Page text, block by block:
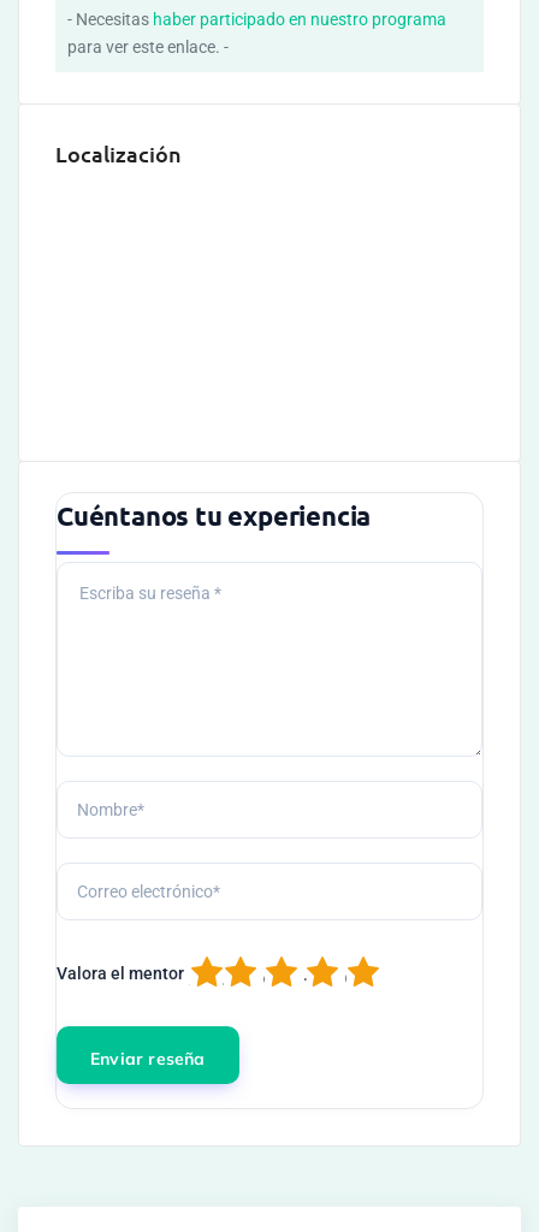
- Necesitas haber participado en nuestro programa
para ver este enlace. -
Localización
Cuéntanos tu experiencia
Valora el mentor 5
4
3
2
1